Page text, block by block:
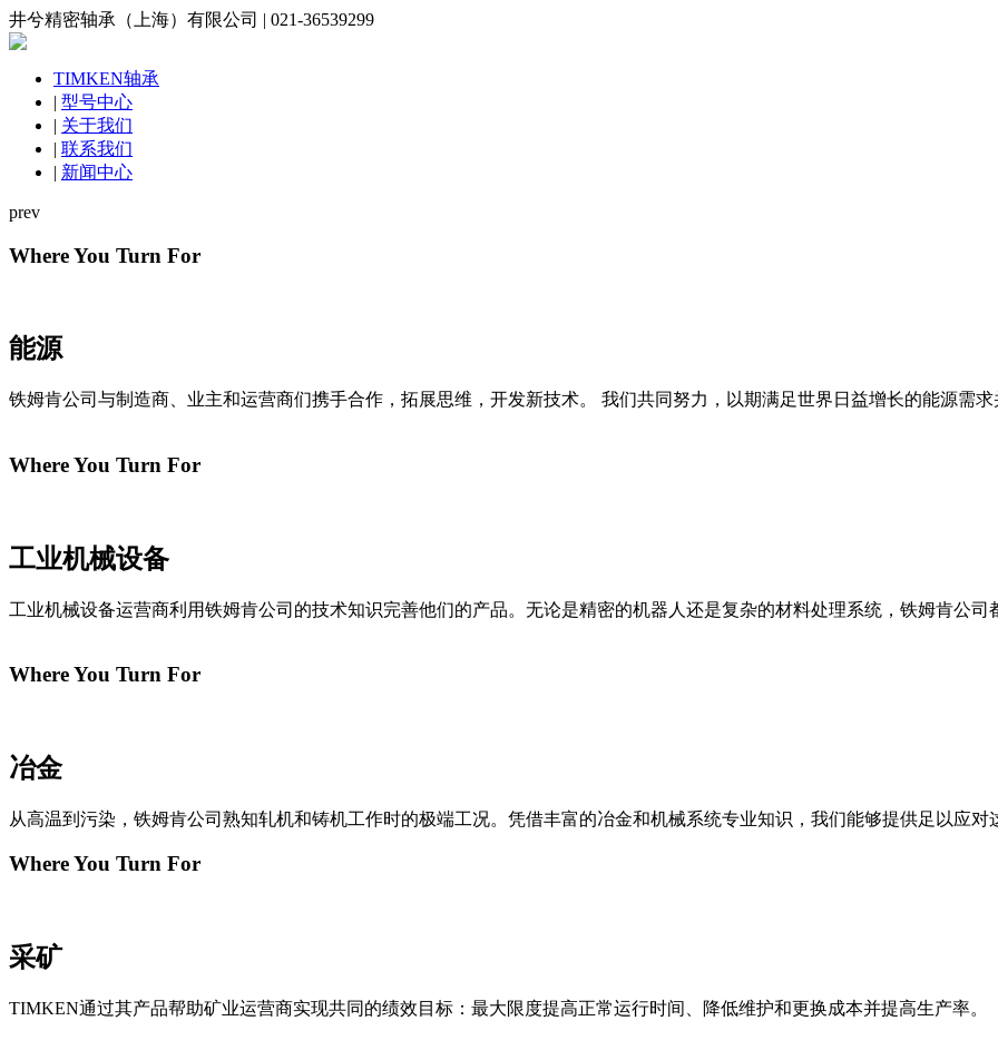
井兮精密轴承（上海）有限公司 | 021-36539299
TIMKEN轴承
| 型号中心
| 关于我们
| 联系我们
| 新闻中心
prev
Where You Turn For
能源
铁姆肯公司与制造商、业主和运营商们携手合作，拓展思维，开发新技术。 我们共同努力，以期满足世界日益增长的能源需
Where You Turn For
工业机械设备
工业机械设备运营商利用铁姆肯公司的技术知识完善他们的产品。无论是精密的机器人还是复杂的材料处理系统，铁姆肯公司
Where You Turn For
冶金
从高温到污染，铁姆肯公司熟知轧机和铸机工作时的极端工况。凭借丰富的冶金和机械系统专业知识，我们能够提供足以应
Where You Turn For
采矿
TIMKEN通过其产品帮助矿业运营商实现共同的绩效目标：最大限度提高正常运行时间、降低维护和更换成本并提高生产率。